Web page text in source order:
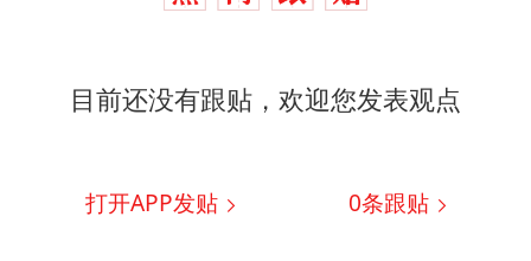
目前还没有跟贴，欢迎您发表观点
打开APP发贴 0条跟贴